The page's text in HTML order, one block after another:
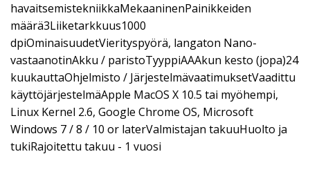
havaitsemistekniikkaMekaaninenPainikkeiden
määrä3Liiketarkkuus1000
dpiOminaisuudetVierityspyörä, langaton Nano-
vastaanotinAkku / paristoTyyppiAAAkun kesto (jopa)24
kuukauttaOhjelmisto / JärjestelmävaatimuksetVaadittu
käyttöjärjestelmäApple MacOS X 10.5 tai myöhempi,
Linux Kernel 2.6, Google Chrome OS, Microsoft
Windows 7 / 8 / 10 or laterValmistajan takuuHuolto ja
tukiRajoitettu takuu - 1 vuosi